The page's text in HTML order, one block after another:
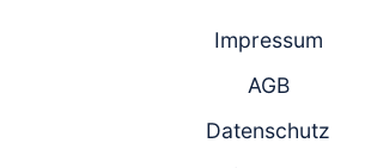
Impressum
AGB
Datenschutz